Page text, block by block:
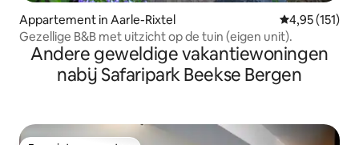
Appartement in Aarle-Rixtel Gemiddelde
4,95 (151)
Gezellige B&B met uitzicht op de tuin (eigen unit).
Andere geweldige vakantiewoningen
nabij Safaripark Beekse Bergen